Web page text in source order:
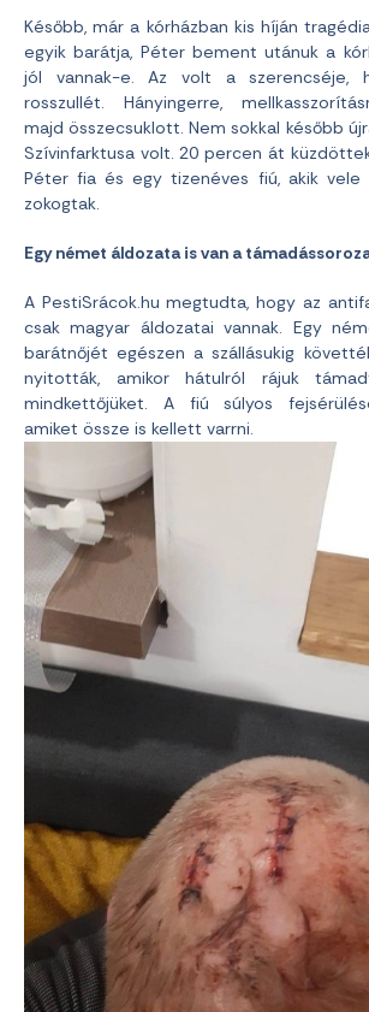
Később, már a kórházban kis híján
egyik barátja, Péter bement utánuk a
jól vannak-e. Az volt a
rosszullét. Hányingerre,
majd összecsuklott. Nem sokkal később
Szívinfarktusa volt. 20 percen át
Péter fia és egy tizenéves fiú, akik vele
zokogtak.
Egy német áldozata is van a
A PestiSrácok.hu megtudta, hogy az
csak magyar áldozatai vannak. Egy
barátnőjét egészen a szállásukig
nyitották, amikor hátulról rájuk
mindkettőjüket. A fiú súlyos
amiket össze is kellett varrni.